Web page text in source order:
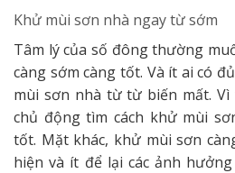
Khử mùi sơn nhà ngay từ sớm
Tâm lý của số đông thường
càng sớm càng tốt. Và ít ai có
mùi sơn nhà từ từ biến mất. Vì
chủ động tìm cách khử mùi
tốt. Mặt khác, khử mùi sơn
hiện và ít để lại các ảnh